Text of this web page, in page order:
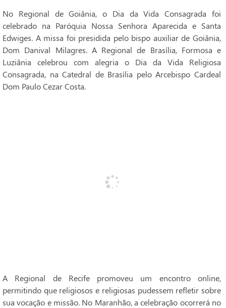
No Regional de Goiânia, o Dia da Vida Consagrada foi
celebrado na Paróquia Nossa Senhora Aparecida e Santa
Edwiges. A missa foi presidida pelo bispo auxiliar de Goiânia,
Dom Danival Milagres. A Regional de Brasília, Formosa e
Luziânia celebrou com alegria o Dia da Vida Religiosa
Consagrada, na Catedral de Brasília pelo Arcebispo Cardeal
Dom Paulo Cezar Costa.
A Regional de Recife promoveu um encontro online,
permitindo que religiosos e religiosas pudessem refletir sobre
sua vocação e missão. No Maranhão, a celebração ocorrerá no